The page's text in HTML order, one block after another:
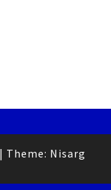
| Theme: Nisarg